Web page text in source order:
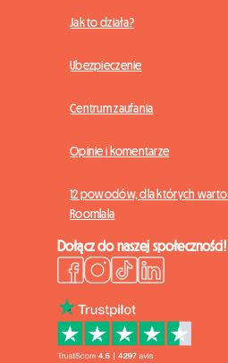
Jak to działa?
Ubezpieczenie
Centrum zaufania
Opinie i komentarze
12 powodów, dla których
Roomlala
Dołącz do naszej społeczności!